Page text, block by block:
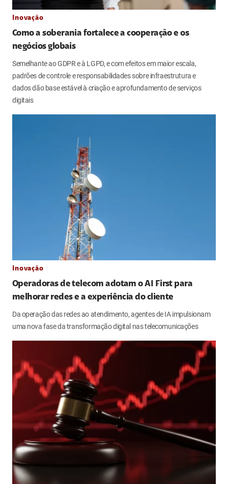
Inovação
Como a soberania fortalece a cooperação e os
negócios globais
Semelhante ao GDPR e à LGPD, e com efeitos em maior escala,
padrões de controle e responsabilidades sobre infraestrutura e
dados dão base estável à criação e aprofundamento de serviços
digitais
Inovação
Operadoras de telecom adotam o AI First para
melhorar redes e a experiência do cliente
Da operação das redes ao atendimento, agentes de IA impulsionam
uma nova fase da transformação digital nas telecomunicações